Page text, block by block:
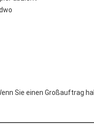
Sie einen Großauftrag